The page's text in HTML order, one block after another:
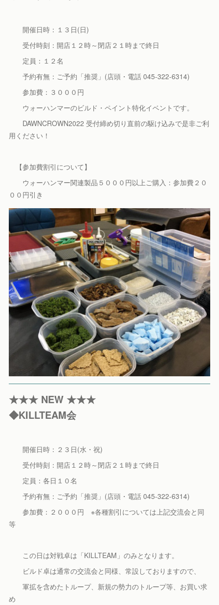
開催日時：１３日(日)
受付時刻：開店１２時～閉店２１時まで終日
定員：１２名
予約有無：ご予約「推奨」(店頭・電話 045-322-6314)
参加費：３０００円
ウォーハンマーのビルド・ペイント特化イベントです。
DAWNCROWN2022 受付締め切り直前の駆け込みで是非ご利
用ください！
【参加費割引について】
ウォーハンマー関連製品５０００円以上ご購入：参加費２０
００円引き
★★★ NEW ★★★
◆KILLTEAM会
開催日時：２３日(水・祝)
受付時刻：開店１２時～閉店２１時まで終日
定員：各日１０名
予約有無：ご予約「推奨」(店頭・電話 045-322-6314)
参加費：２０００円 ※各種割引については上記交流会と同
等
この日は対戦卓は「KILLTEAM」のみとなります。
ビルド卓は通常の交流会と同様、常設しておりますので、
軍拡を含めたトループ、新規の勢力のトループ等、お買い求
め